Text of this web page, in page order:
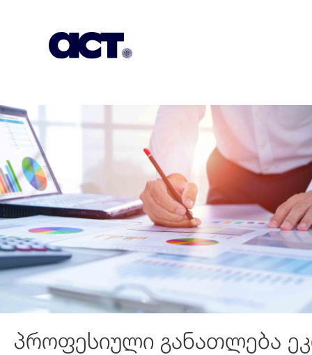
პროფესიული განათლება